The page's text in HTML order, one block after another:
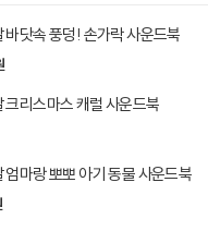
바닷속 풍덩! 손가락 사운드북
크리스마스 캐럴 사운드북
엄마랑 뽀뽀 아기 동물 사운드북